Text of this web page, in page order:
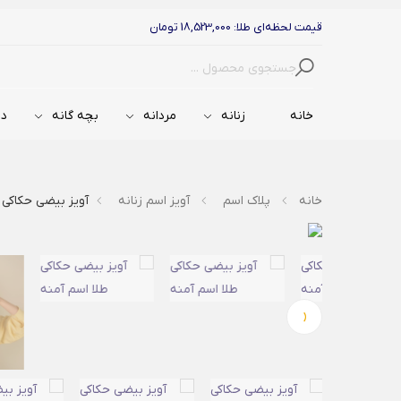
قیمت لحظه‌ای طلا: 18,523,000 تومان
جستجو
خانه زنانه مردانه بچه گانه
خانه پلاک اسم آویز اسم زنانه آویز بیضی
‹